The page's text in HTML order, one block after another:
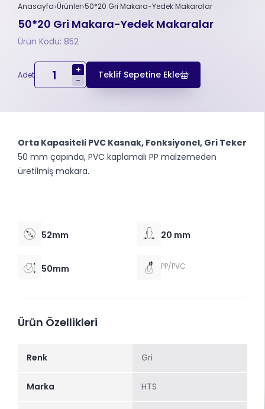
Anasayfa Ürünler 50*20 Gri Makara-Yedek Makaralar
50*20 Gri Makara-Yedek Makaralar
Ürün Kodu: 852
Adet
+
-
Teklif Sepetine Ekle
Orta Kapasiteli PVC Kasnak, Fonksiyonel, Gri Teker
50 mm çapında, PVC kaplamalı PP malzemeden
üretilmiş makara.
52mm 20 mm
50mm PP/PVC
Ürün Özellikleri
Renk Gri
Marka HTS